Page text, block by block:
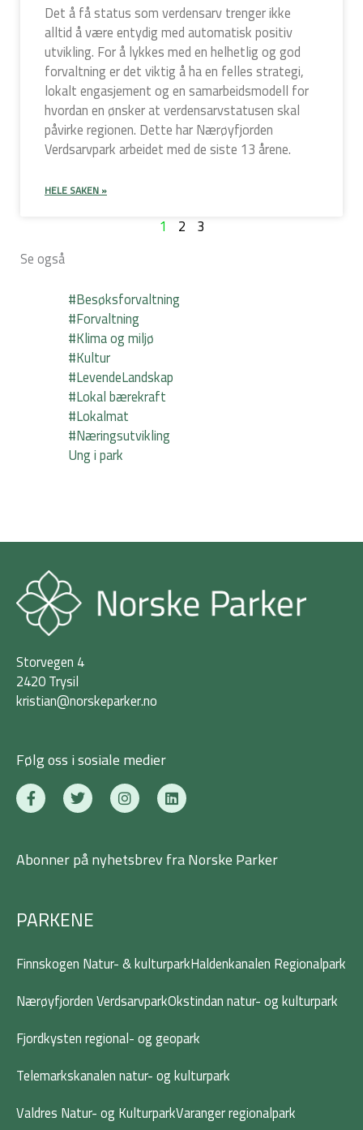
Det å få status som verdensarv trenger ikke
alltid å være entydig med automatisk positiv
utvikling. For å lykkes med en helhetlig og god
forvaltning er det viktig å ha en felles strategi,
lokalt engasjement og en samarbeidsmodell for
hvordan en ønsker at verdensarvstatusen skal
påvirke regionen. Dette har Nærøyfjorden
Verdsarvpark arbeidet med de siste 13 årene.
HELE SAKEN »
1 2 3
Se også
#Besøksforvaltning
#Forvaltning
#Klima og miljø
#Kultur
#LevendeLandskap
#Lokal bærekraft
#Lokalmat
#Næringsutvikling
Ung i park
Storvegen 4
2420 Trysil
kristian@norskeparker.no
Følg oss i sosiale medier
F
a
c
o
-
f
T
w
i
e
I
n
s
a
g
L
i
n
e
d
Abonner på nyhetsbrev fra Norske Parker
PARKENE
Finnskogen Natur- & kulturparkHaldenkanalen Regionalpark
Nærøyfjorden VerdsarvparkOkstindan natur- og kulturpark
Fjordkysten regional- og geopark
Telemarkskanalen natur- og kulturpark
Valdres Natur- og KulturparkVaranger regionalpark